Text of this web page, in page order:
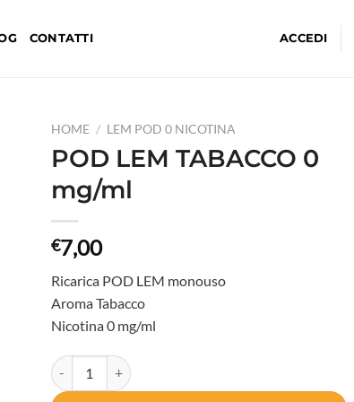
CONTATTI ACCEDI
HOME / LEM POD 0 NICOTINA
POD LEM TABACCO 0
mg/ml
€7,00
Ricarica POD LEM monouso
Aroma Tabacco
Nicotina 0 mg/ml
POD LEM TABACCO 0 mg/ml quantità